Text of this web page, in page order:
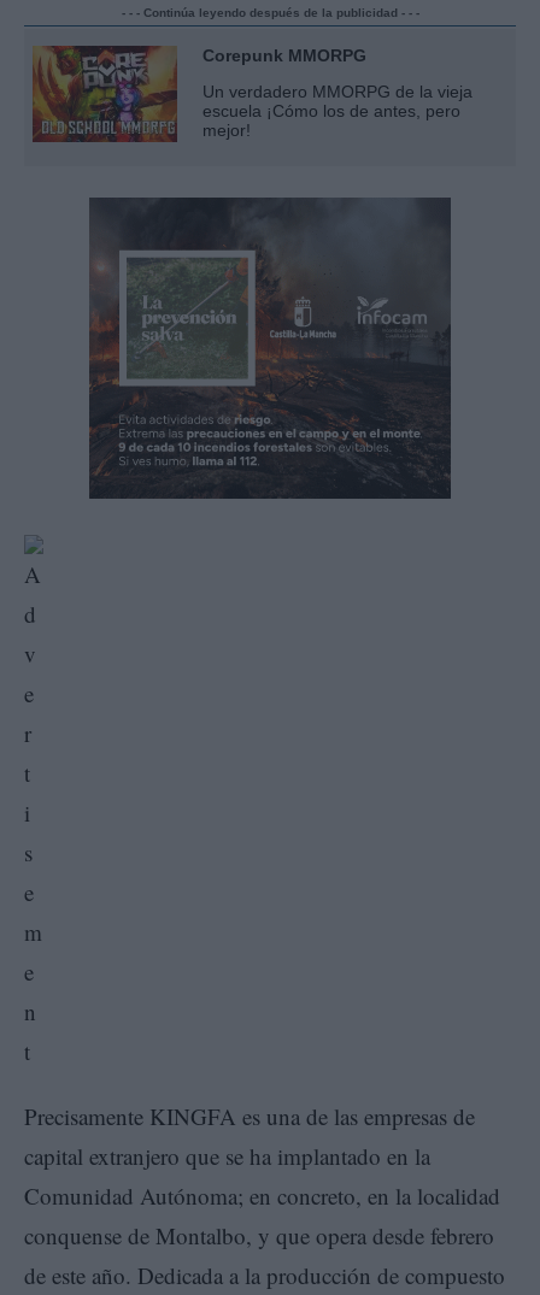
- - - Continúa leyendo después de la publicidad - - -
Corepunk MMORPG
Un verdadero MMORPG de la vieja
escuela ¡Cómo los de antes, pero
mejor!
Precisamente KINGFA es una de las empresas de
capital extranjero que se ha implantado en la
Comunidad Autónoma; en concreto, en la localidad
conquense de Montalbo, y que opera desde febrero
de este año. Dedicada a la producción de compuesto